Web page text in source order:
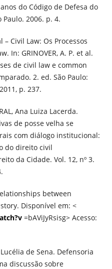
do Código de Defesa do
2006. p. 4.
– Civil Law: Os Processos
In: GRINOVER, A. P. et al.
de civil law e common
2. ed. São Paulo:
p. 237.
Ana Luiza Lacerda.
de posse velha se
com diálogo institucional:
do direito civil
da Cidade. Vol. 12, nº 3.
between
Disponível em: <
=bAViJyRsisg> Acesso:
Lucélia de Sena. Defensoria
discussão sobre